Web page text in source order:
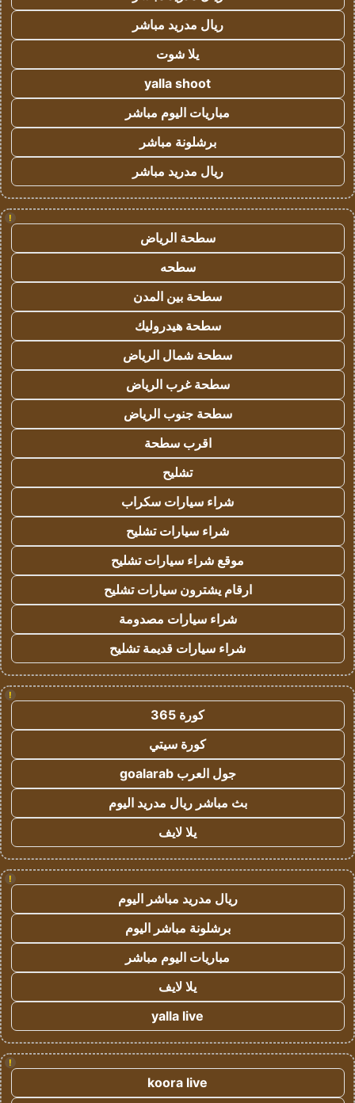
ريال مدريد مباشر
يلا شوت
yalla shoot
مباريات اليوم مباشر
برشلونة مباشر
ريال مدريد مباشر
!
سطحة الرياض
سطحه
سطحة بين المدن
سطحة هيدروليك
سطحة شمال الرياض
سطحة غرب الرياض
سطحة جنوب الرياض
اقرب سطحة
تشليح
شراء سيارات سكراب
شراء سيارات تشليح
موقع شراء سيارات تشليح
ارقام يشترون سيارات تشليح
شراء سيارات مصدومة
شراء سيارات قديمة تشليح
!
كورة 365
كورة سيتي
جول العرب goalarab
بث مباشر ريال مدريد اليوم
يلا لايف
!
ريال مدريد مباشر اليوم
برشلونة مباشر اليوم
مباريات اليوم مباشر
يلا لايف
yalla live
!
koora live